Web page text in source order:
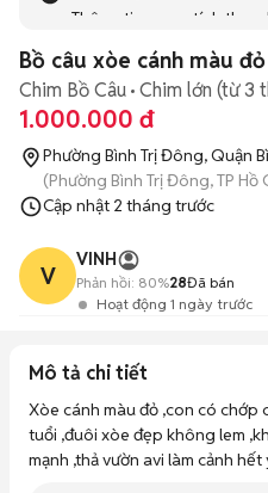
Thông tin mang tính tham
tương tự khác dưới đây
Bồ câu xòe cánh màu
Chim Bồ Câu Chim lớn (từ 3
1.000.000 đ
Phường Bình Trị Đông, Quận
(Phường Bình Trị Đông, TP Hồ
Cập nhật 2 tháng trước
V
VINH
Hoạt động 1 ngày trước
Phản hồi: 80%28Đã bán
Mô tả chi tiết
Xòe cánh màu đỏ ,con có
tuổi ,đuôi xòe đẹp không lem
mạnh ,thả vườn avi làm cảnh hết